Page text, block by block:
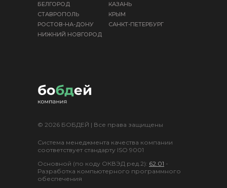
© 2026 БОБДЕЙ | Все права защищены
Основной (по коду ОКВЭД ред.2): 62.01 -
Разработка компьютерного программного
обеспечения
Система менеджмента качества компании
соответствует стандарту ISO 9001
БЕЛГОРОД
КАЗАНЬ
СТАВРОПОЛЬ
КРЫМ
РОСТОВ-НА-ДОНУ
САНКТ-ПЕТЕРБУРГ
НИЖНИЙ НОВГОРОД